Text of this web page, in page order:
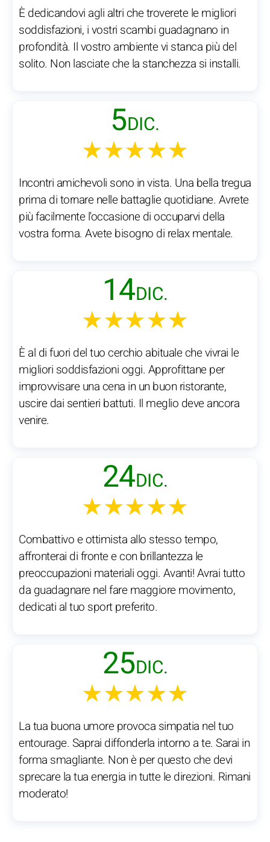
È dedicandovi agli altri che troverete le migliori
soddisfazioni, i vostri scambi guadagnano in
profondità. Il vostro ambiente vi stanca più del
solito. Non lasciate che la stanchezza si installi.
5DIC.
★★★★★
Incontri amichevoli sono in vista. Una bella tregua
prima di tornare nelle battaglie quotidiane. Avrete
più facilmente l'occasione di occuparvi della
vostra forma. Avete bisogno di relax mentale.
14DIC.
★★★★★
È al di fuori del tuo cerchio abituale che vivrai le
migliori soddisfazioni oggi. Approfittane per
improvvisare una cena in un buon ristorante,
uscire dai sentieri battuti. Il meglio deve ancora
venire.
24DIC.
★★★★★
Combattivo e ottimista allo stesso tempo,
affronterai di fronte e con brillantezza le
preoccupazioni materiali oggi. Avanti! Avrai tutto
da guadagnare nel fare maggiore movimento,
dedicati al tuo sport preferito.
25DIC.
★★★★★
La tua buona umore provoca simpatia nel tuo
entourage. Saprai diffonderla intorno a te. Sarai in
forma smagliante. Non è per questo che devi
sprecare la tua energia in tutte le direzioni. Rimani
moderato!